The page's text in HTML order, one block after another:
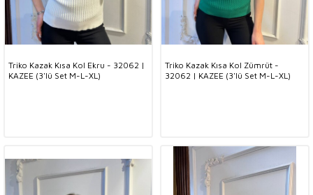
Triko Kazak Kısa Kol Ekru - 32062 |
KAZEE (3'lü Set M-L-XL)
Triko Kazak Kısa Kol Zümrüt -
32062 | KAZEE (3'lü Set M-L-XL)